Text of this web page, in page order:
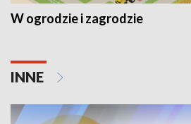
W ogrodzie i zagrodzie
INNE